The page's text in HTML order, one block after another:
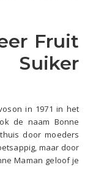
Fruit
in 1971 in het
de naam Bonne
door moeders
maar door
Maman geloof je